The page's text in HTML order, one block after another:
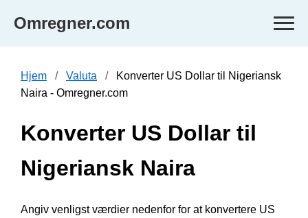
Omregner.com
Hjem Valuta
Konverter US Dollar til Nigeriansk
Naira - Omregner.com
Konverter US Dollar til
Nigeriansk Naira
Angiv venligst værdier nedenfor for at konvertere US